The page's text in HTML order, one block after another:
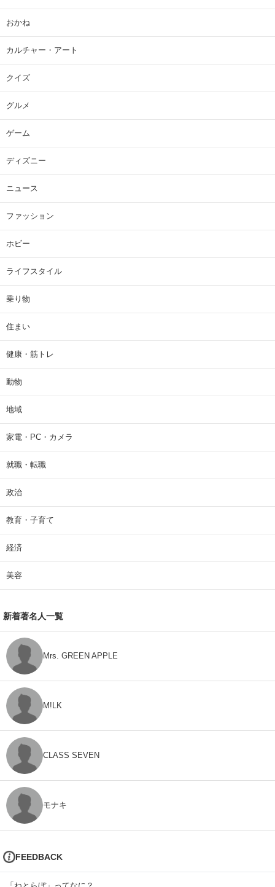
おかね
カルチャー・アート
クイズ
グルメ
ゲーム
ディズニー
ニュース
ファッション
ホビー
ライフスタイル
乗り物
住まい
健康・筋トレ
動物
地域
家電・PC・カメラ
就職・転職
政治
教育・子育て
経済
美容
新着著名人一覧
Mrs. GREEN APPLE
M!LK
CLASS SEVEN
モナキ
FEEDBACK